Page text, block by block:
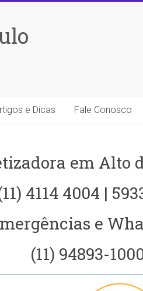
e Dicas Fale Conosco
em Alto
4114 4004 |
e
(11) 94893-